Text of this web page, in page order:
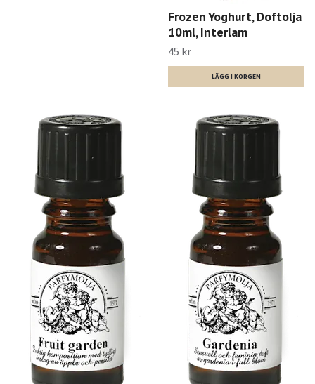
Frozen Yoghurt, Doftolja
10ml, Interlam
45 kr